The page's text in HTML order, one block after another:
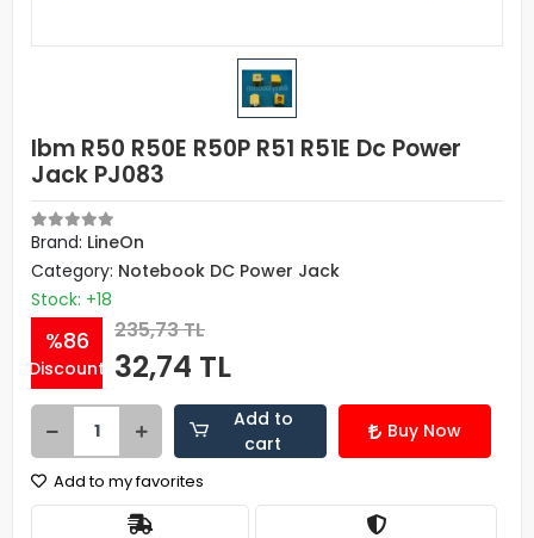
Ibm R50 R50E R50P R51 R51E Dc Power
Jack PJ083
Brand: LineOn
Category: Notebook DC Power Jack
Stock: +18
%86
Discount
235,73 TL
32,74 TL
Add to
cart
Buy Now
Add to my favorites